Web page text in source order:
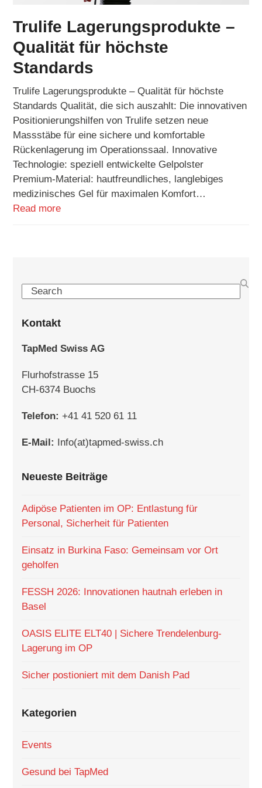
Trulife Lagerungsprodukte –
Qualität für höchste
Standards
Trulife Lagerungsprodukte – Qualität für höchste
Standards Qualität, die sich auszahlt: Die innovativen
Positionierungshilfen von Trulife setzen neue
Massstäbe für eine sichere und komfortable
Rückenlagerung im Operationssaal. Innovative
Technologie: speziell entwickelte Gelpolster
Premium-Material: hautfreundliches, langlebiges
medizinisches Gel für maximalen Komfort…
Read more
Search
Kontakt
TapMed Swiss AG
Flurhofstrasse 15
CH-6374 Buochs
Telefon: +41 41 520 61 11
E-Mail: Info(at)tapmed-swiss.ch
Neueste Beiträge
Adipöse Patienten im OP: Entlastung für
Personal, Sicherheit für Patienten
Einsatz in Burkina Faso: Gemeinsam vor Ort
geholfen
FESSH 2026: Innovationen hautnah erleben in
Basel
OASIS ELITE ELT40 | Sichere Trendelenburg-
Lagerung im OP
Sicher postioniert mit dem Danish Pad
Kategorien
Events
Gesund bei TapMed